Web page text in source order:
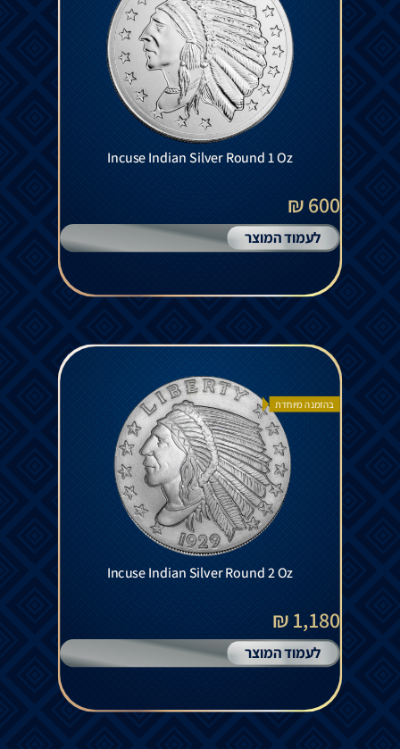
Incuse Indian Silver Round 1 Oz
600 ₪
לעמוד המוצר
בהזמנה מיוחדת
Incuse Indian Silver Round 2 Oz
1,180 ₪
לעמוד המוצר